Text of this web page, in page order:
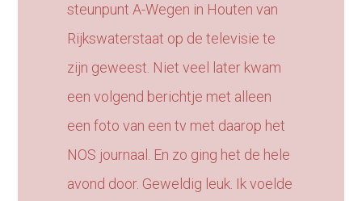
steunpunt A-Wegen in Houten van
Rijkswaterstaat op de televisie te
zijn geweest. Niet veel later kwam
een volgend berichtje met alleen
een foto van een tv met daarop het
NOS journaal. En zo ging het de hele
avond door. Geweldig leuk. Ik voelde